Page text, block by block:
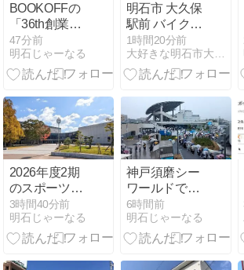
BOOKOFFの
「36th創業
祭」が8月13
日～16日の4
日間開催！ア
で本全品が
20%オフに！
47分前
明石じゃーなる
明石市 大久保
駅前 バイクガ
レージ大久保
駅前Ⅲ のぼり
を新調しまし
1時間20分前
大好きな明石市大久保 大久保駅周辺のちょっとした情報
2026年度2期
のスポーツ教
室受講生募集
が始まって
る！8月15日
育会館】
3時間40分前
明石じゃーなる
神戸須磨シー
ワールドで神
戸市在住の65
歳以上を対象
とした「敬老
DAYS」が実
6時間前
明石じゃーなる